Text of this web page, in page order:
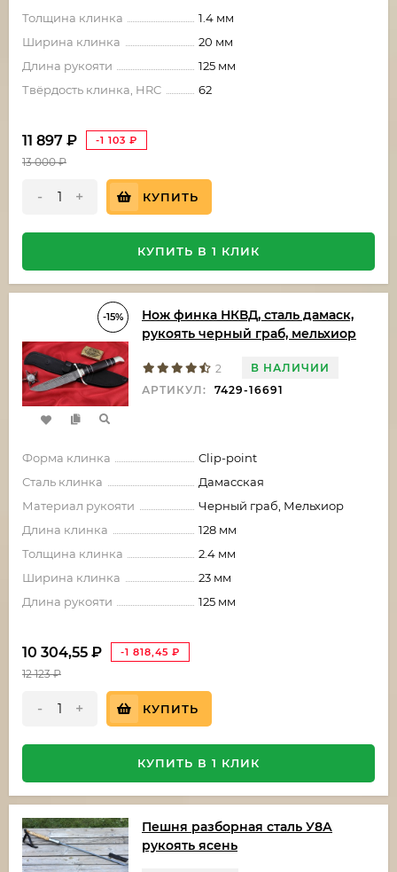
Толщина клинка
1.4 мм
Ширина клинка
20 мм
Длина рукояти
125 мм
Твёрдость клинка, HRC
62
11 897 ₽ -1 103 ₽
13 000₽
- + КУПИТЬ
КУПИТЬ В 1 КЛИК
-15%
Нож финка НКВД, сталь дамаск,
рукоять черный граб, мельхиор
2
В НАЛИЧИИ
АРТИКУЛ:
7429-16691
Форма клинка
Clip-point
Сталь клинка
Дамасская
Материал рукояти
Черный граб, Мельхиор
Длина клинка
128 мм
Толщина клинка
2.4 мм
Ширина клинка
23 мм
Длина рукояти
125 мм
10 304,55 ₽ -1 818,45 ₽
12 123₽
- + КУПИТЬ
КУПИТЬ В 1 КЛИК
Пешня разборная сталь У8А
рукоять ясень